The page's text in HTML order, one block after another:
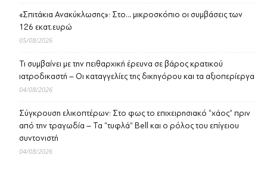
«Σπιτάκια Ανακύκλωσης»: Στο… μικροσκόπιο οι συμβάσεις των
126 εκατ.ευρώ
05/08/2026
Τι συμβαίνει με την πειθαρχική έρευνα σε βάρος κρατικού
ιατροδικαστή – Οι καταγγελίες της δικηγόρου και τα αξιοπερίεργα
04/08/2026
Σύγκρουση ελικοπτέρων: Στο φως το επιχειρησιακό “χάος” πριν
από την τραγωδία – Τα “τυφλά” Bell και ο ρόλος του επίγειου
συντονιστή
04/08/2026